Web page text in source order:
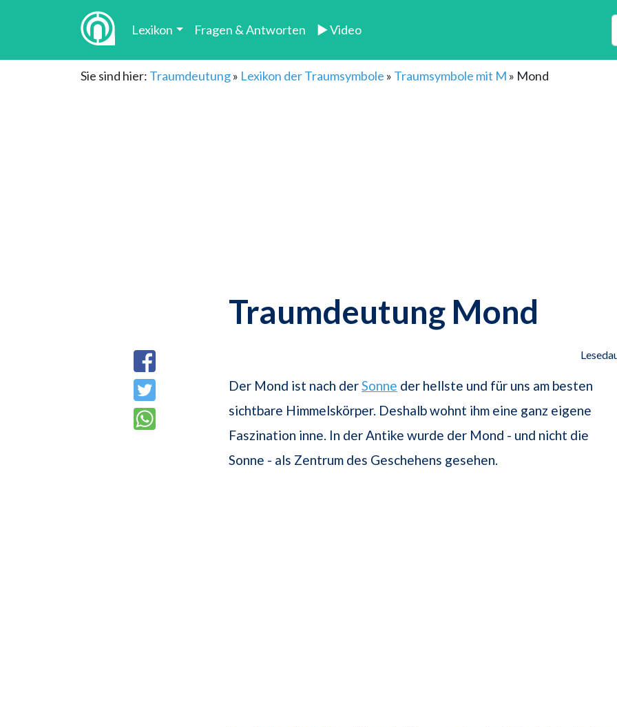
Lexikon Fragen & Antworten ► Video
Sie sind hier: Traumdeutung» Lexikon der Traumsymbole » Traumsymbole mit M » Mond
Traumdeutung Mond
Der Mond ist nach derSonne der hellste und für uns am besten
sichtbare Himmelskörper. Deshalb wohnt ihm eine ganz eigene
Faszination inne. In der Antike wurde der Mond - und nicht die
Sonne - als Zentrum des Geschehens gesehen.